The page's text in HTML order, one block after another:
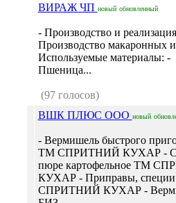
ВИРАЖ ЧП новый обновленный
- Производство и
Производство макаронных
Используемые материалы: -
Пшеница...
(97 голосов)
ВШК ПЛЮС ООО новый
- Вермишель быстрого
ТМ СПРИТНИЙ КУХАР -
пюре картофельное ТМ
КУХАР - Приправы,
СПРИТНИЙ КУХАР -